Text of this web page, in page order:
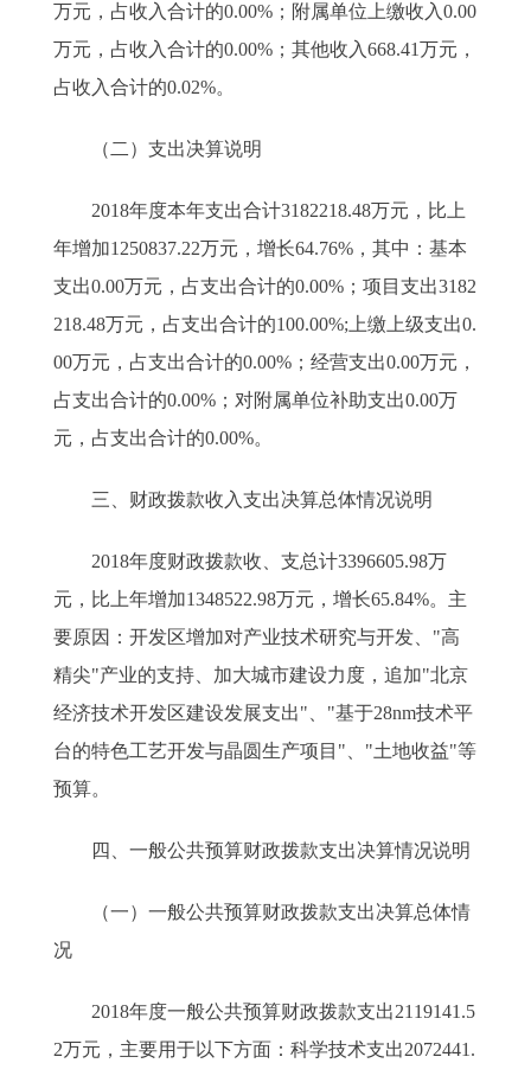
万元，占收入合计的0.00%；附属单位上缴收入0.00
万元，占收入合计的0.00%；其他收入668.41万元，
占收入合计的0.02%。
（二）支出决算说明
2018年度本年支出合计3182218.48万元，比上
年增加1250837.22万元，增长64.76%，其中：基本
支出0.00万元，占支出合计的0.00%；项目支出3182
218.48万元，占支出合计的100.00%;上缴上级支出0.
00万元，占支出合计的0.00%；经营支出0.00万元，
占支出合计的0.00%；对附属单位补助支出0.00万
元，占支出合计的0.00%。
三、财政拨款收入支出决算总体情况说明
2018年度财政拨款收、支总计3396605.98万
元，比上年增加1348522.98万元，增长65.84%。主
要原因：开发区增加对产业技术研究与开发、"高
精尖"产业的支持、加大城市建设力度，追加"北京
经济技术开发区建设发展支出"、"基于28nm技术平
台的特色工艺开发与晶圆生产项目"、"土地收益"等
预算。
四、一般公共预算财政拨款支出决算情况说明
（一）一般公共预算财政拨款支出决算总体情
况
2018年度一般公共预算财政拨款支出2119141.5
2万元，主要用于以下方面：科学技术支出2072441.